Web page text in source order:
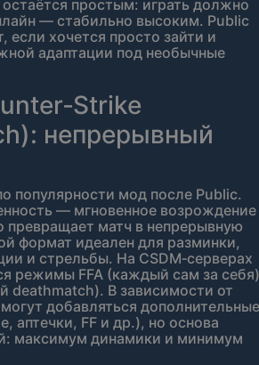
простым: играть должно
— стабильно высоким. Public
если хочется просто зайти и
адаптации под необычные
непрерывный
популярности мод после Public.
— мгновенное возрождение
превращает матч в непрерывную
формат идеален для разминки,
и стрельбы. На CSDM‑серверах
режимы FFA (каждый сам за себя)
deathmatch). В зависимости от
добавляться дополнительные
аптечки, FF и др.), но основа
максимум динамики и минимум